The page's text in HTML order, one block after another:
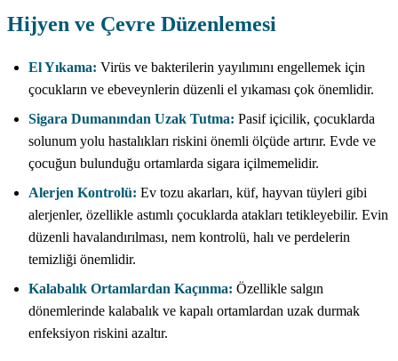
Hijyen ve Çevre Düzenlemesi
El Yıkama: Virüs ve bakterilerin yayılımını engellemek için
çocukların ve ebeveynlerin düzenli el yıkaması çok önemlidir.
Sigara Dumanından Uzak Tutma: Pasif içicilik, çocuklarda
solunum yolu hastalıkları riskini önemli ölçüde artırır. Evde ve
çocuğun bulunduğu ortamlarda sigara içilmemelidir.
Alerjen Kontrolü: Ev tozu akarları, küf, hayvan tüyleri gibi
alerjenler, özellikle astımlı çocuklarda atakları tetikleyebilir. Evin
düzenli havalandırılması, nem kontrolü, halı ve perdelerin
temizliği önemlidir.
Kalabalık Ortamlardan Kaçınma: Özellikle salgın
dönemlerinde kalabalık ve kapalı ortamlardan uzak durmak
enfeksiyon riskini azaltır.